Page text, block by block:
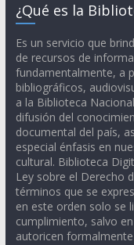
¿Qué es la
Es un servicio que
de recursos de
fundamentalmente, a
bibliográficos,
a la Biblioteca
difusión del
documental del país,
especial énfasis en
cultural. Biblioteca
Ley sobre el Derecho
términos que se
en este orden solo se
cumplimiento, salvo
autoricen